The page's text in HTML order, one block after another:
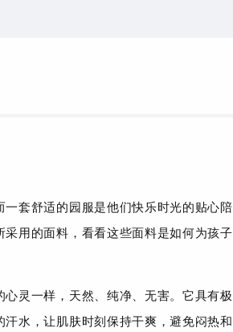
套舒适的园服是他们快乐时光的贴心陪
用的面料，看看这些面料是如何为孩子
灵一样，天然、纯净、无害。它具有极
水，让肌肤时刻保持干爽，避免闷热和